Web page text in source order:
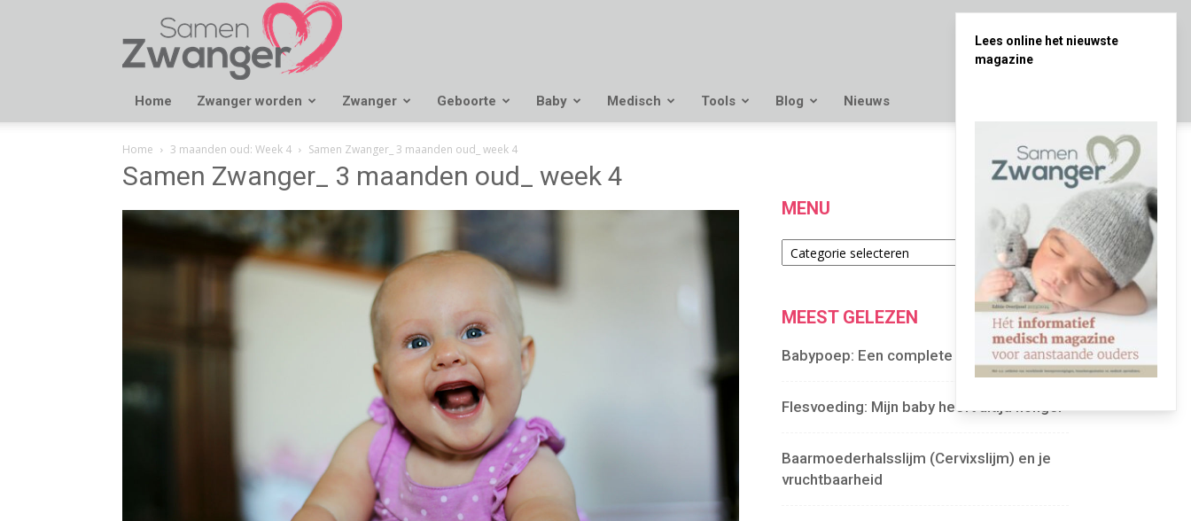
Samen
Zwanger
Home Zwanger worden Zwanger Geboorte Baby Medisch Tools Blog Nieuws
Home 3 maanden oud: Week 4 Samen Zwanger_ 3 maanden oud_ week 4
Samen Zwanger_ 3 maanden oud_ week 4
MENU
Menu
MEEST GELEZEN
Babypoep: Een complete gids
Flesvoeding: Mijn baby heeft altijd honger
Baarmoederhalsslijm (Cervixslijm) en je
vruchtbaarheid
Lees online het nieuwste
magazine